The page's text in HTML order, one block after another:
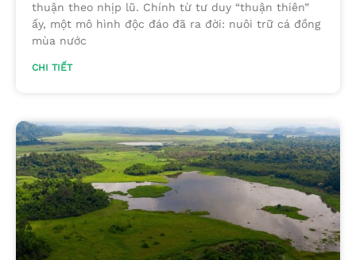
thuận theo nhịp lũ. Chính từ tư duy “thuận thiên”
ấy, một mô hình độc đáo đã ra đời: nuôi trữ cá đồng
mùa nước
CHI TIẾT